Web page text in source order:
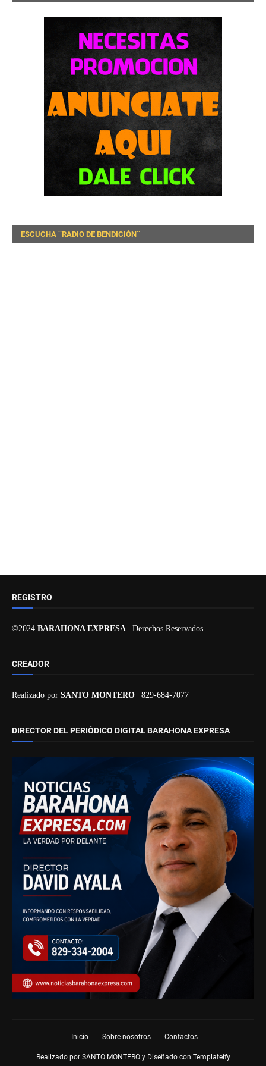
ESCUCHA ¨RADIO DE BENDICIÓN¨
REGISTRO
©2024 BARAHONA EXPRESA | Derechos Reservados
CREADOR
Realizado por SANTO MONTERO | 829-684-7077
DIRECTOR DEL PERIÓDICO DIGITAL BARAHONA EXPRESA
Inicio Sobre nosotros Contactos
Realizado por SANTO MONTERO y Diseñado con Templateify